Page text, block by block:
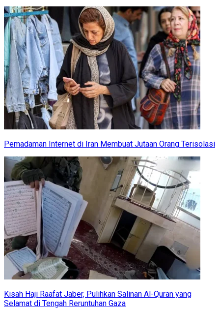
Pemadaman Internet di Iran Membuat Jutaan Orang Terisolasi
Kisah Haji Raafat Jaber, Pulihkan Salinan Al-Quran yang
Selamat di Tengah Reruntuhan Gaza